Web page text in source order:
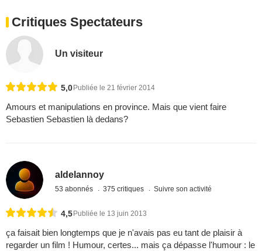
Critiques Spectateurs
Un visiteur
5,0 Publiée le 21 février 2014
Amours et manipulations en province. Mais que vient faire
Sebastien Sebastien là dedans?
aldelannoy
53 abonnés 375 critiques Suivre son activité
4,5Publiée le 13 juin 2013
ça faisait bien longtemps que je n'avais pas eu tant de plaisir à
regarder un film ! Humour, certes... mais ça dépasse l'humour : le